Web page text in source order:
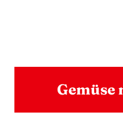
Gemüse